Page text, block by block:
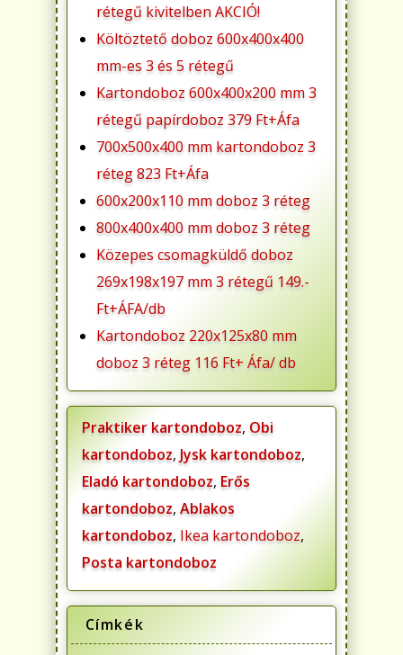
rétegű kivitelben AKCIÓ!
Költöztető doboz 600x400x400
mm-es 3 és 5 rétegű
Kartondoboz 600x400x200 mm 3
rétegű papírdoboz 379 Ft+Áfa
700x500x400 mm kartondoboz 3
réteg 823 Ft+Áfa
600x200x110 mm doboz 3 réteg
800x400x400 mm doboz 3 réteg
Közepes csomagküldő doboz
269x198x197 mm 3 rétegű 149.-
Ft+ÁFA/db
Kartondoboz 220x125x80 mm
doboz 3 réteg 116 Ft+ Áfa/ db
Praktiker kartondoboz, Obi
kartondoboz, Jysk kartondoboz,
Eladó kartondoboz, Erős
kartondoboz, Ablakos
kartondoboz, Ikea kartondoboz,
Posta kartondoboz
Címkék